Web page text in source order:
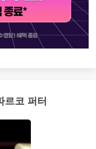
르코 퍼터